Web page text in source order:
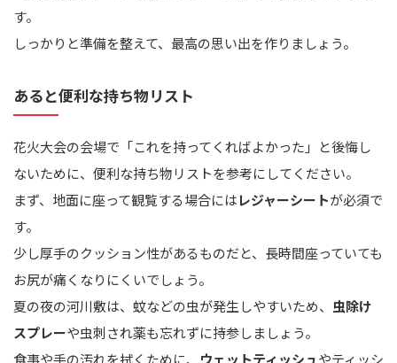
す。
しっかりと準備を整えて、最高の思い出を作りましょう。
あると便利な持ち物リスト
花火大会の会場で「これを持ってくればよかった」と後悔し
ないために、便利な持ち物リストを参考にしてください。
まず、地面に座って観覧する場合にはレジャーシートが必須で
す。
少し厚手のクッション性があるものだと、長時間座っていても
お尻が痛くなりにくいでしょう。
夏の夜の河川敷は、蚊などの虫が発生しやすいため、 虫除け
スプレーや虫刺され薬も忘れずに持参しましょう。
食事や手の汚れを拭くために、 ウェットティッシュやティッシ